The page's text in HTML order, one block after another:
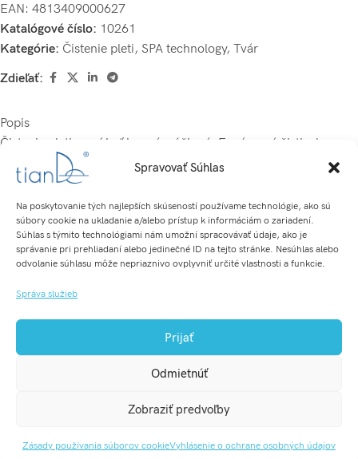
Spravovať Súhlas
Na poskytovanie tých najlepších skúseností používame technológie, ako sú
súbory cookie na ukladanie a/alebo prístup k informáciám o zariadení.
Súhlas s týmito technológiami nám umožní spracovávať údaje, ako je
správanie pri prehliadaní alebo jedinečné ID na tejto stránke. Nesúhlas alebo
odvolanie súhlasu môže nepriaznivo ovplyvniť určité vlastnosti a funkcie.
Správa služieb
Prijať
Odmietnúť
Zobraziť predvoľby
Zásady používania súborov cookieVyhlásenie o ochrane osobných údajov
EAN: 4813409000627
Katalógové číslo: 10261
Kategórie: Čistenie pleti, SPA technology, Tvár
Zdieľať:
Popis
Čistenie pleti musí byť jemné a účinné. Enzýmový čistiaci
prášok funguje vďaka rastlinným enzýmom – prírodným
bielkovinovým zlúčeninám, ktoré pri kontakte s pokožkou
rozpúšťajú nečistoty a zvyšky kožného tuku. Keďže prášok
nemá mechanický účinok, čistí pleť veľmi jemne.
Enzýmový čistiaci prášok tianDe je vhodný pre všetky typy pleti:
obsiahnuté v prášku:
– prispievajú k odstráneniu rohovinových buniek
– hĺbkovo čistia póry, rozpúšťajú mastné zátky
– stimulujú obnovu buniek
na krémovú penu na umývanie tváre. Túto penu možno použiť
9:00 - 15:00) | obchod@tiandebeauty.sk | Assembled by Grafa,
Enzýmový29,40€